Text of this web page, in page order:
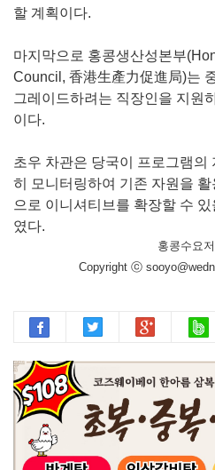
할 계획이다.
마지막으로 홍콩생산성본부
Council, 香港生產力促進局)는
그레이드하려는 직장인을 지원
이다.
초우 차관은 당국이 프로그램의
히 모니터링하여 기존 자원을
으로 이니셔티브를 확장할 수
였다.
홍콩수요
Copyright ⓒ